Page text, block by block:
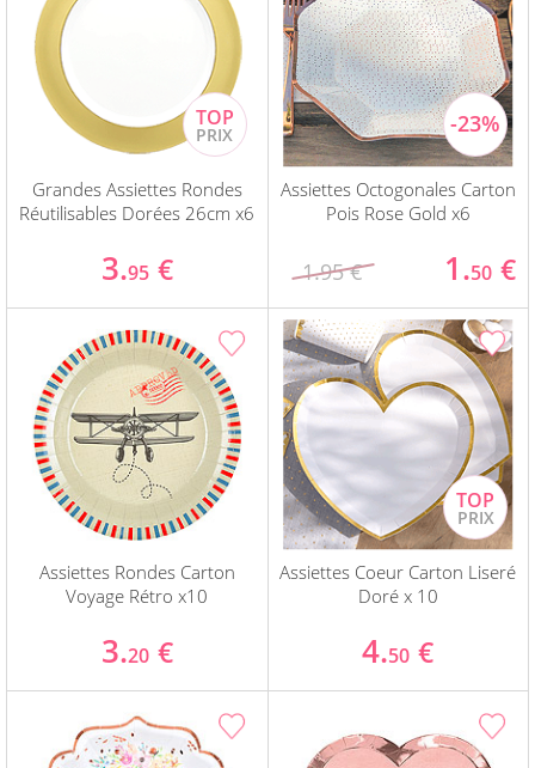
Grandes Assiettes Rondes
Réutilisables Dorées 26cm x6
3.95 €
Assiettes Octogonales Carton
Pois Rose Gold x6
1.95 € 1.50 €
Assiettes Rondes Carton
Voyage Rétro x10
3.20 €
Assiettes Coeur Carton Liseré
Doré x 10
4.50 €